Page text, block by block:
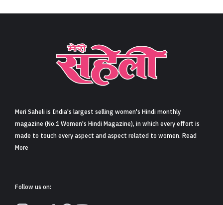
Meri Saheli is India's largest selling women's Hindi monthly
magazine (No.1 Women's Hindi Magazine), in which every effort is
made to touch every aspect and aspect related to women. Read
More
Follow us on: